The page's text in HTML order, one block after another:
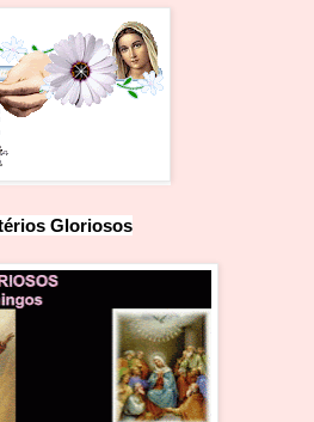
Gloriosos